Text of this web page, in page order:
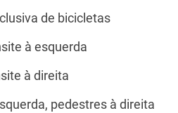
de bicicletas
à esquerda
à direita
pedestres à direita